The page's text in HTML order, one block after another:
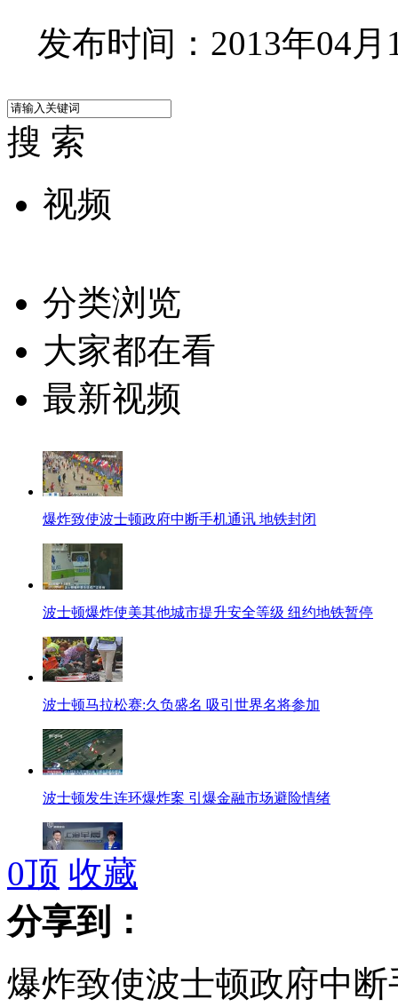
发布时间：2013年04月
搜 索
视频
分类浏览
大家都在看
最新视频
爆炸致使波士顿政府中断手机通讯 地铁封闭
波士顿爆炸使美其他城市提升安全等级 纽约地铁暂停
波士顿马拉松赛:久负盛名 吸引世界名将参加
波士顿发生连环爆炸案 引爆金融市场避险情绪
美国：FBI将波士顿爆炸事件定性为恐怖袭击
网曝海天盛筵“涉黄”女模是男儿身
0顶 收藏
分享到：
爆炸致使波士顿政府中